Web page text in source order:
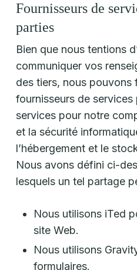
Fournisseurs de
parties
Bien que nous tentions
communiquer vos
des tiers, nous pouvons
fournisseurs de
services pour notre
et la sécurité
l’hébergement et le
Nous avons défini ci-
lesquels un tel partage
Nous utilisons iTed
site Web.
Nous utilisons
formulaires.